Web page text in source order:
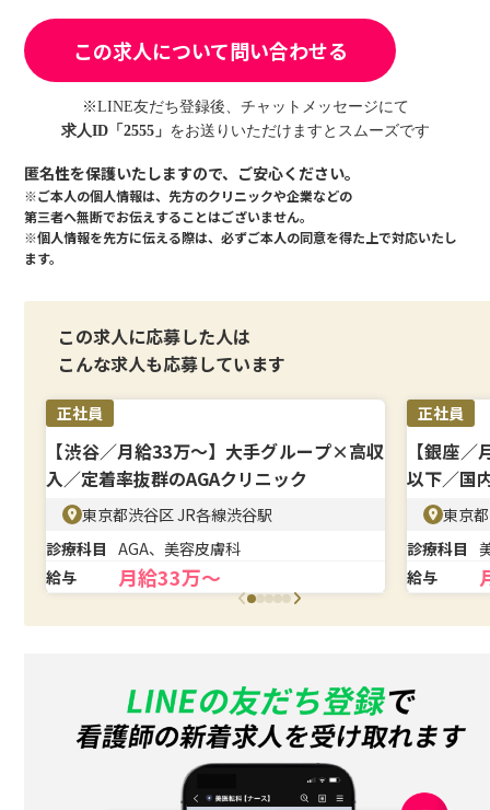
この求人について問い合わせる
※LINE友だち登録後、チャットメッセージにて
求人ID「2555」 をお送りいただけますとスムーズです
匿名性を保護いたしますので、ご安心ください。
※ご本人の個人情報は、先方のクリニックや企業などの
第三者へ無断でお伝えすることはございません。
※個人情報を先方に伝える際は、必ずご本人の同意を得た上で対応いたし
ます。
この求人に応募した人は
こんな求人も応募しています
正社員
【渋谷／月給33万〜】大手グループ×高収
入／定着率抜群のAGAクリニック
東京都渋谷区 JR各線渋谷駅
診療科目
AGA、美容皮膚科
給与
月給33万〜
正社員
【銀座
以下／国
東京
診療科目
給与